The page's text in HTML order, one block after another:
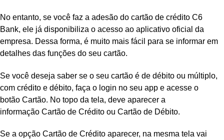
No entanto, se você faz a adesão do cartão de crédito C6
Bank, ele já disponibiliza o acesso ao aplicativo oficial da
empresa. Dessa forma, é muito mais fácil para se informar em
detalhes das funções do seu cartão.
Se você deseja saber se o seu cartão é de débito ou múltiplo,
com crédito e débito, faça o login no seu app e acesse o
botão Cartão. No topo da tela, deve aparecer a
informação Cartão de Crédito ou Cartão de Débito.
Se a opção Cartão de Crédito aparecer, na mesma tela vai